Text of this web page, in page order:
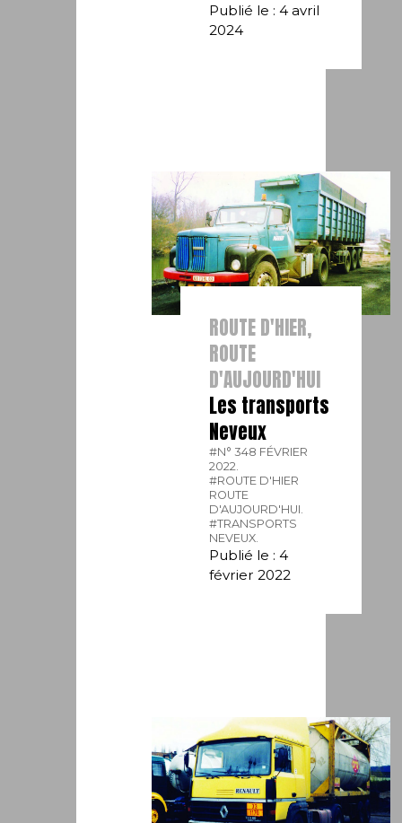
Publié le : 4 avril
2024
ROUTE D'HIER,
ROUTE
D'AUJOURD'HUI
Les transports
Neveux
#N° 348 FÉVRIER
2022.
#ROUTE D'HIER
ROUTE
D'AUJOURD'HUI.
#TRANSPORTS
NEVEUX.
Publié le : 4
février 2022